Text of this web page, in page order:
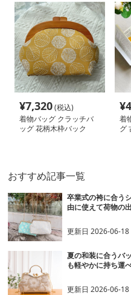
¥7,320(税込)
着物バッグ クラッチバ
ッグ 花柄木枠バック
¥
着
グ
おすすめ記事一覧
卒業式の袴に合う
由に使えて荷物の
更新日2026-06-18
夏の和装に合うバ
も軽やかに持ち運
更新日2026-06-18